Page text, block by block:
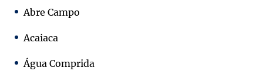
Abre Campo
Acaiaca
Água Comprida